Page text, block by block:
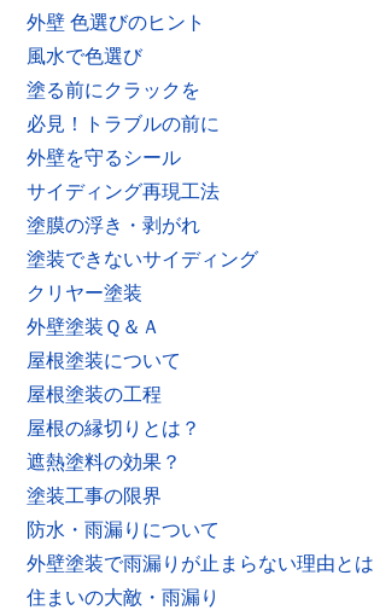
外壁 色選びのヒント
風水で色選び
塗る前にクラックを
必見！トラブルの前に
外壁を守るシール
サイディング再現工法
塗膜の浮き・剥がれ
塗装できないサイディング
クリヤー塗装
外壁塗装Ｑ＆Ａ
屋根塗装について
屋根塗装の工程
屋根の縁切りとは？
遮熱塗料の効果？
塗装工事の限界
防水・雨漏りについて
外壁塗装で雨漏りが止まらない理由とは
住まいの大敵・雨漏り